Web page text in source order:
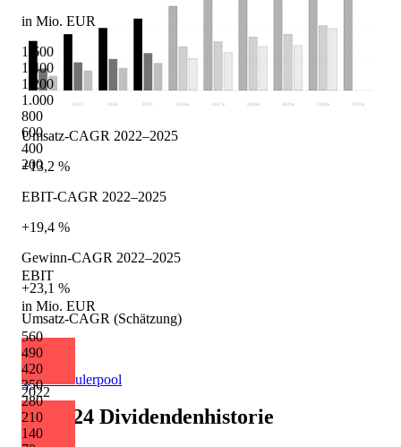
in Mio. EUR
1.600
1.400
1.200
1.000
800
600
400
200
2022
EBIT
in Mio. EUR
560
490
420
350
280
210
140
2022 2023 2024 2025 2026e 2027 e 2028 e 2029 e 2030e 2031 e
Umsatz-CAGR 2022–2025
+13,2 %
EBIT-CAGR 2022–2025
+19,4 %
Gewinn-CAGR 2022–2025
+23,1 %
Umsatz-CAGR (Schätzung)
+9,7 %
Quelle: Eulerpool
Scout24 Dividendenhistorie